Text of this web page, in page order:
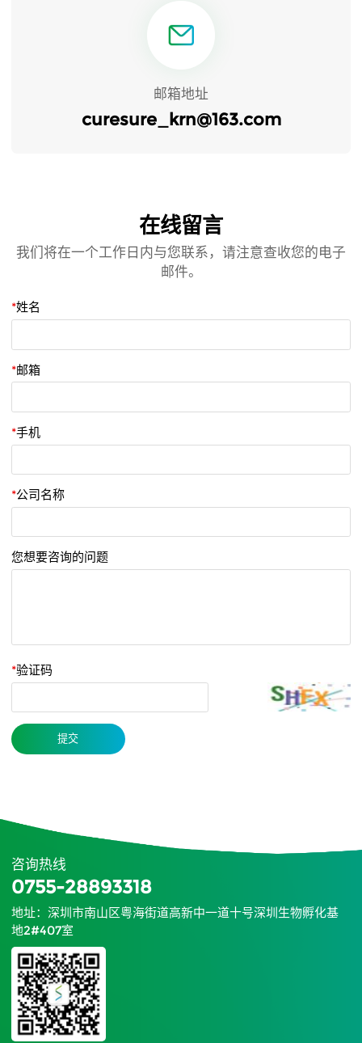
邮箱地址
curesure_krn@163.com
在线留言
我们将在一个工作日内与您联系，请注意查收您的电子
邮件。
*姓名
*邮箱
*手机
*公司名称
您想要咨询的问题
*验证码
提交
咨询热线
0755-28893318
地址：深圳市南山区粤海街道高新中一道十号深圳生物孵化基
地2#407室